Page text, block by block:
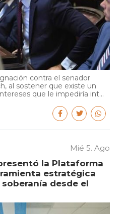
contra el senador
al sostener que existe un
que le impediría int...
Mié 5. Ago
la Plataforma
estratégica
desde el